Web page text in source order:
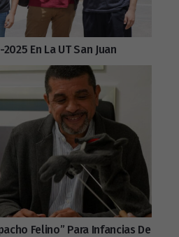
En La UT San Juan
Felino” Para Infancias De